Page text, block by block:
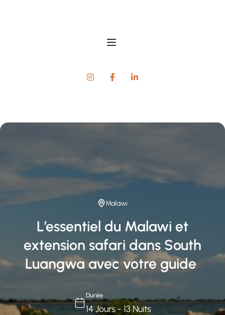
Malawi
L’essentiel du Malawi et
extension safari dans South
Luangwa avec votre guide
Durée
14 Jours - 13 Nuits